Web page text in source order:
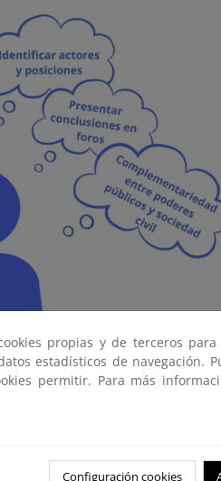
los procedimientos, tanto
propias y de terceros
estadísticos de navegación.
permitir. Para más
Configuración cookies